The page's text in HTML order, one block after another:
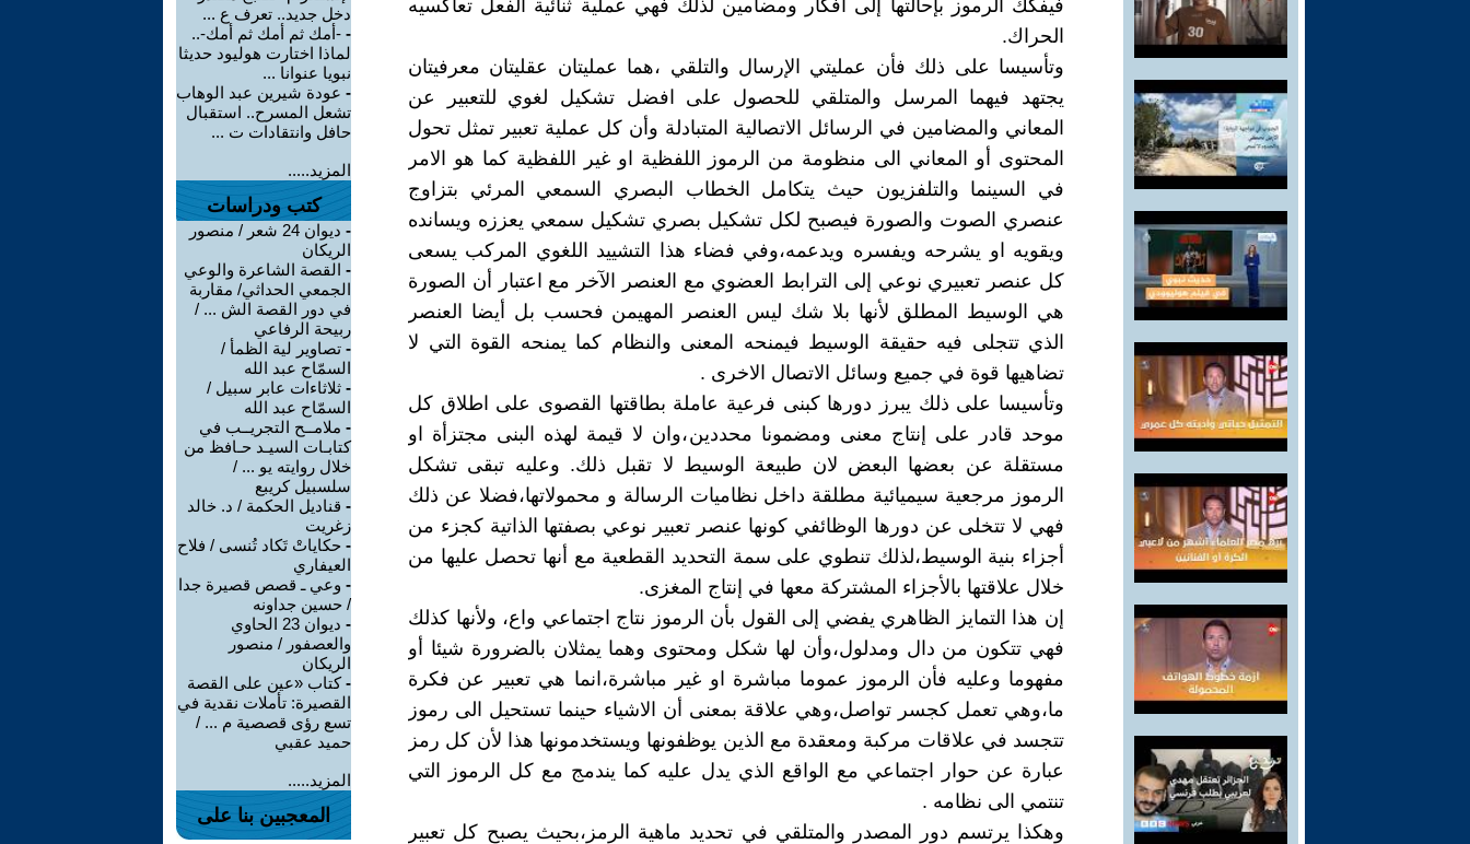
فيفكك الرموز بإحالتها إلى أفكار ومضامين لذلك فهي عملية ثنائية الفعل تعاكسيه
الحراك.
وتأسيسا على ذلك فأن عمليتي الإرسال والتلقي ،هما عمليتان عقليتان معرفيتان
يجتهد فيهما المرسل والمتلقي للحصول على افضل تشكيل لغوي للتعبير عن
المعاني والمضامين في الرسائل الاتصالية المتبادلة وأن كل عملية تعبير تمثل تحول
المحتوى أو المعاني الى منظومة من الرموز اللفظية او غير اللفظية كما هو الامر
في السينما والتلفزيون حيث يتكامل الخطاب البصري السمعي المرئي بتزاوج
عنصري الصوت والصورة فيصبح لكل تشكيل بصري تشكيل سمعي يعززه ويسانده
ويقويه او يشرحه ويفسره ويدعمه،وفي فضاء هذا التشييد اللغوي المركب يسعى
كل عنصر تعبيري نوعي إلى الترابط العضوي مع العنصر الآخر مع اعتبار أن الصورة
هي الوسيط المطلق لأنها بلا شك ليس العنصر المهيمن فحسب بل أيضا العنصر
الذي تتجلى فيه حقيقة الوسيط فيمنحه المعنى والنظام كما يمنحه القوة التي لا
تضاهيها قوة في جميع وسائل الاتصال الاخرى .
وتأسيسا على ذلك يبرز دورها كبنى فرعية عاملة بطاقتها القصوى على اطلاق كل
موحد قادر على إنتاج معنى ومضمونا محددين،وان لا قيمة لهذه البنى مجتزأة او
مستقلة عن بعضها البعض لان طبيعة الوسيط لا تقبل ذلك. وعليه تبقى تشكل
الرموز مرجعية سيميائية مطلقة داخل نظاميات الرسالة و محمولاتها،فضلا عن ذلك
فهي لا تتخلى عن دورها الوظائفي كونها عنصر تعبير نوعي بصفتها الذاتية كجزء من
أجزاء بنية الوسيط،لذلك تنطوي على سمة التحديد القطعية مع أنها تحصل عليها من
خلال علاقتها بالأجزاء المشتركة معها في إنتاج المغزى.
إن هذا التمايز الظاهري يفضي إلى القول بأن الرموز نتاج اجتماعي واع، ولأنها كذلك
فهي تتكون من دال ومدلول،وأن لها شكل ومحتوى وهما يمثلان بالضرورة شيئا أو
مفهوما وعليه فأن الرموز عموما مباشرة او غير مباشرة،انما هي تعبير عن فكرة
ما،وهي تعمل كجسر تواصل،وهي علاقة بمعنى أن الاشياء حينما تستحيل الى رموز
تتجسد في علاقات مركبة ومعقدة مع الذين يوظفونها ويستخدمونها هذا لأن كل رمز
عبارة عن حوار اجتماعي مع الواقع الذي يدل عليه كما يندمج مع كل الرموز التي
تنتمي الى نظامه .
وهكذا يرتسم دور المصدر والمتلقي في تحديد ماهية الرمز،بحيث يصبح كل تعبير
دخل جديد.. تعرف ع ...
- -أمك ثم أمك ثم أمك-..
لماذا اختارت هوليود حديثا
نبويا عنوانا ...
- عودة شيرين عبد الوهاب
تشعل المسرح.. استقبال
حافل وانتقادات ت ...
المزيد.....
كتب ودراسات
-
ديوان 24 شعر / منصور
الريكان
- القصة الشاعرة والوعي
الجمعي الحداثي/ مقاربة
في دور القصة الش ... /
ربيحة الرفاعي
- تصاوير لية الظمأ /
السمّاح عبد الله
- ثلاثاءات عابر سبيل /
السمّاح عبد الله
- ملامــح التجريــب في
كتابـات السيـد حـافظ من
خلال روايته يو ... /
سلسبيل كريبع
- قناديل الحكمة / د. خالد
زغريت
- حكاياتْ تَكاد تُنسى / فلاح
العيفاري
- وعي ـ قصص قصيرة جدا
/ حسين جداونه
-
ديوان 23 الحاوي
والعصفور / منصور
الريكان
-كتاب «عين على القصة
القصيرة: تأملات نقدية في
تسع رؤى قصصية م ... /
حميد عقبي
المزيد.....
المعجبين بنا على